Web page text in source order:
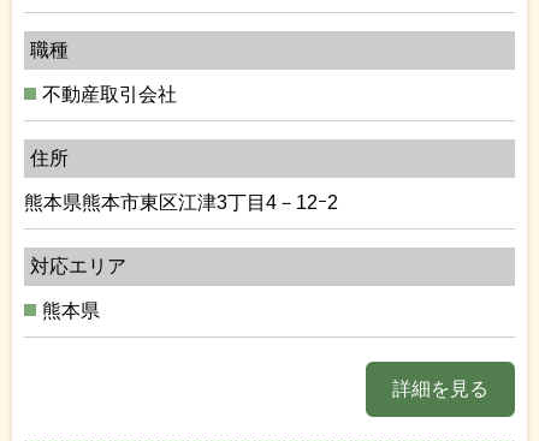
職種
不動産取引会社
住所
熊本県熊本市東区江津3丁目4－12ｰ2
対応エリア
熊本県
詳細を見る